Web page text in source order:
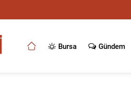
Bursa Gündem